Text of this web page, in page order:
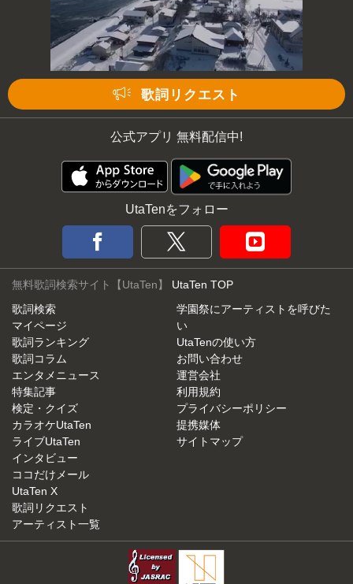
次の動画まで 3 キャンセル
歌詞リクエスト
公式アプリ 無料配信中!
UtaTenをフォロー
無料歌詞検索サイト【UtaTen】 UtaTen TOP
歌詞検索
マイページ
歌詞ランキング
歌詞コラム
エンタメニュース
特集記事
検定・クイズ
カラオケUtaTen
ライブUtaTen
インタビュー
ココだけメール
UtaTen X
歌詞リクエスト
アーティスト一覧
学園祭にアーティストを呼びた
い
UtaTenの使い方
お問い合わせ
運営会社
利用規約
プライバシーポリシー
提携媒体
サイトマップ